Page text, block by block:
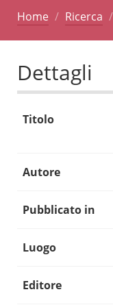
Home Ricerca
Dettagli
Titolo
Autore
Pubblicato in
Luogo
Editore